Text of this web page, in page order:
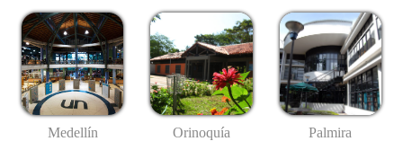
Medellín Orinoquía Palmira